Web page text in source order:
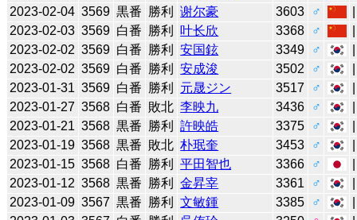
2023-02-04 3569 黒番 勝利 谢尔豪 3603 ♂
2023-02-03 3569 白番 勝利 叶长欣 3368 ♂
2023-02-02 3569 白番 勝利 安国鉉 3349 ♂
2023-02-02 3569 白番 勝利 安成浚 3502 ♂
2023-01-31 3569 白番 勝利 元晟ジン 3517 ♂
2023-01-27 3568 白番 敗北 李映九 3436 ♂
2023-01-21 3568 黒番 勝利 許映皓 3375 ♂
2023-01-19 3568 黒番 敗北 朴珉奎 3453 ♂
2023-01-15 3568 白番 勝利 平田智也 3366 ♂
2023-01-12 3568 黒番 勝利 金昇宰 3361 ♂
2023-01-09 3567 黒番 勝利 文敏鍾 3385 ♂